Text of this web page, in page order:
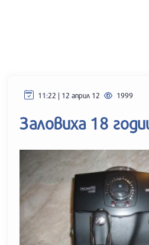
11:22 | 12 април 12 1999
Заловиха 18